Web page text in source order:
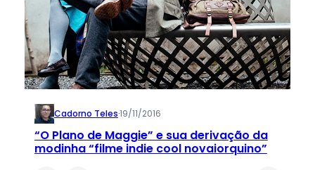
Cadorno Teles·19/11/2016
“O Plano de Maggie” e sua derivação da
modinha “filme indie cool novaiorquino”